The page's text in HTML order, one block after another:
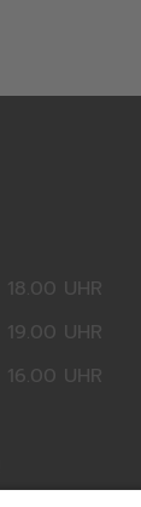
18.00 UHR
19.00 UHR
16.00 UHR